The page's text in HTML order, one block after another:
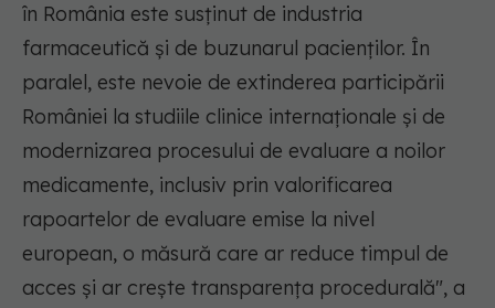
în România este susținut de industria
farmaceutică și de buzunarul pacienților. În
paralel, este nevoie de extinderea participării
României la studiile clinice internaționale și de
modernizarea procesului de evaluare a noilor
medicamente, inclusiv prin valorificarea
rapoartelor de evaluare emise la nivel
european, o măsură care ar reduce timpul de
acces și ar crește transparența procedurală", a